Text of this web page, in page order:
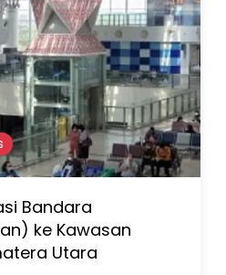
Bandara
ke Kawasan
Utara